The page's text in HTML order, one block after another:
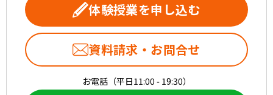
体験授業を申し込む
資料請求・お問合せ
お電話（平日11:00 - 19:30）